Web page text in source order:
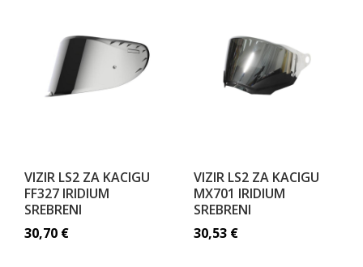
VIZIR LS2 ZA KACIGU
FF327 IRIDIUM
SREBRENI
30,70 €
VIZIR LS2 ZA KACIGU
MX701 IRIDIUM
SREBRENI
30,53 €